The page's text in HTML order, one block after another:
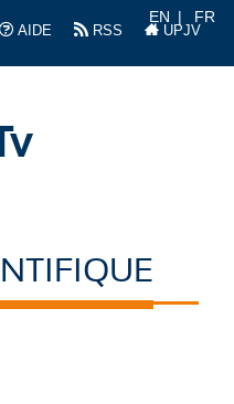
AIDE
RSS UPJV
EN FR